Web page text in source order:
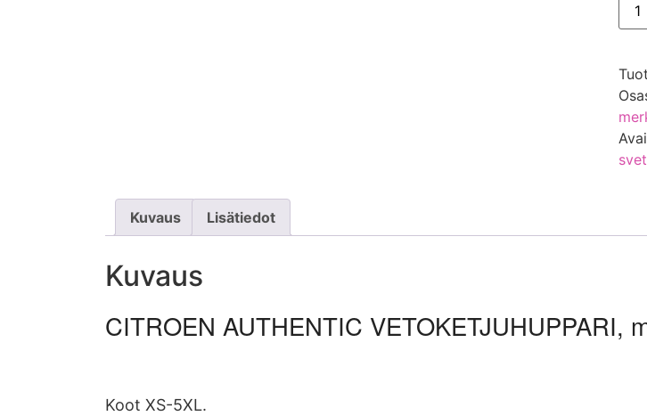
Kuvaus Lisätiedot
Kuvaus
CITROEN AUTHENTIC VETOKETJUHUPPARI,
Koot XS-5XL.